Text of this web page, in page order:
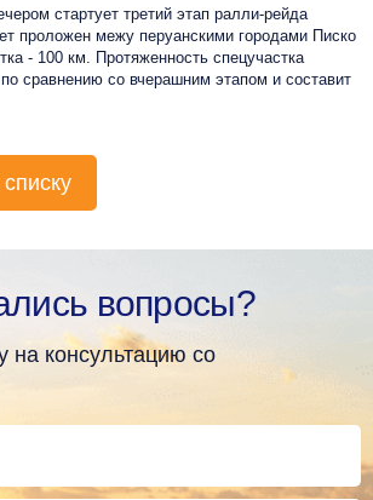
стартует третий этап ралли-рейда
проложен межу перуанскими городами Писко
- 100 км. Протяженность спецучастка
сравнению со вчерашним этапом и составит
вопросы?
на консультацию со